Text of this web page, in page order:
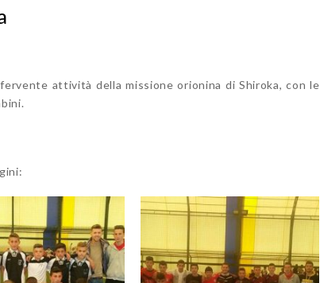
attività della missione orionina di Shiroka, con le